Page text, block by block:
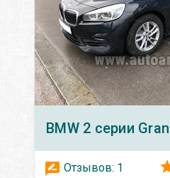
BMW 2 серии
Отзывов: 1